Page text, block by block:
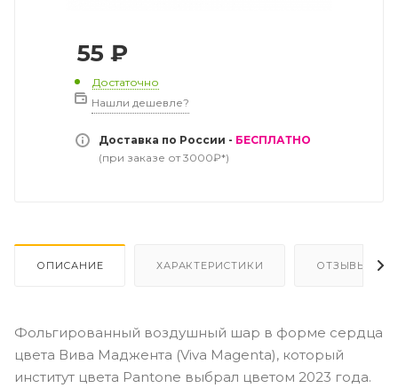
55 ₽
Достаточно
Нашли дешевле?
Доставка по России - БЕСПЛАТНО
(при заказе от 3000₽*)
ОПИСАНИЕ ХАРАКТЕРИСТИКИ ОТЗЫВЫ
Фольгированный воздушный шар в форме сердца
цвета Вива Маджента (Viva Magenta), который
институт цвета Pantone выбрал цветом 2023 года.